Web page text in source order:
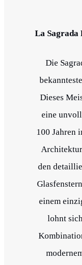
La Sagrada
Die
Dieses
eine
100 Jahren
den
einem
lohnt